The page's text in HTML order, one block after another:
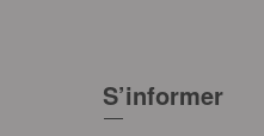
S’informer